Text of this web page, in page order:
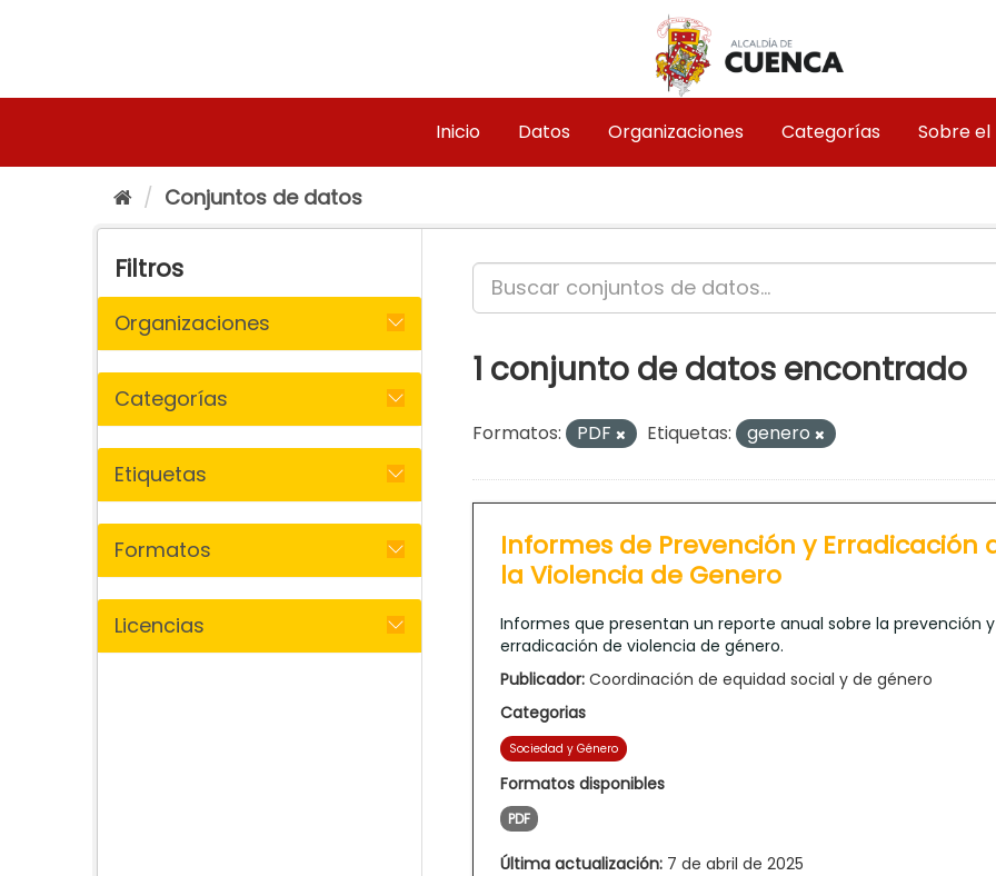
Inicio Datos Organizaciones Categorías Sobre
Conjuntos de datos
Filtros
Organizaciones
Categorías
Etiquetas
Formatos
Licencias
1 conjunto de datos encontrado
Formatos: PDF Etiquetas: genero
Informes de Prevención y Erradicación
la Violencia de Genero
Informes que presentan un reporte anual sobre la prevención y
erradicación de violencia de género.
Publicador: Coordinación de equidad social y de género
Categorias
Sociedad y Género
Formatos disponibles
PDF
Última actualización: 7 de abril de 2025